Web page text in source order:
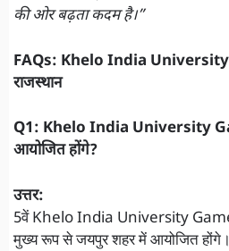
की ओर बढ़ता कदम है।”
FAQs: Khelo India
राजस्थान
Q1: Khelo India University
आयोजित होंगे?
उत्तर:
5वें Khelo India University
मुख्य रूप से जयपुर शहर में आयोजित होंगे।